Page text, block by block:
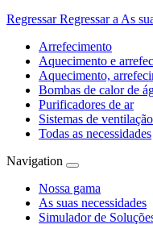
Regressar Regressar a As
Arrefecimento
Aquecimento e
Aquecimento,
Bombas de calor de
Purificadores de ar
Sistemas de ventilação
Todas as necessidades
Navigation
Nossa gama
As suas necessidades
Simulador de